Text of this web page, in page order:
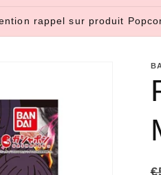
rappel sur produit